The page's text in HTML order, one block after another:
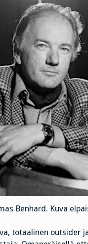
Benhard. Kuva
totaalinen outsider